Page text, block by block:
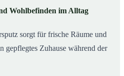
Wohlbefinden im Alltag
sorgt für frische Räume und
gepflegtes Zuhause während der